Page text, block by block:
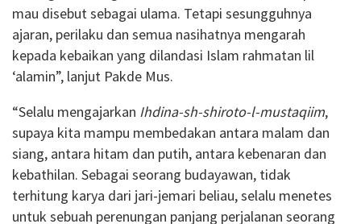
mau disebut sebagai ulama. Tetapi sesungguhnya
ajaran, perilaku dan semua nasihatnya mengarah
kepada kebaikan yang dilandasi Islam rahmatan lil
‘alamin”, lanjut Pakde Mus.
“Selalu mengajarkan Ihdina-sh-shiroto-l-mustaqiim,
supaya kita mampu membedakan antara malam dan
siang, antara hitam dan putih, antara kebenaran dan
kebathilan. Sebagai seorang budayawan, tidak
terhitung karya dari jari-jemari beliau, selalu menetes
untuk sebuah perenungan panjang perjalanan seorang